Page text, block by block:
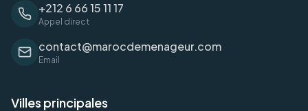
+212 6 66 15 11 17
Appel direct
contact@marocdemenageur.com
Email
Villes principales